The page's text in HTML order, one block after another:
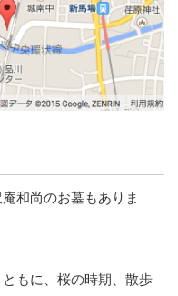
和尚のお墓もありま
もに、桜の時期、散歩